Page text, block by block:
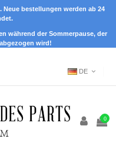
bestellungen werden ab 24
während der Sommerpause, der
wird!
DE
0